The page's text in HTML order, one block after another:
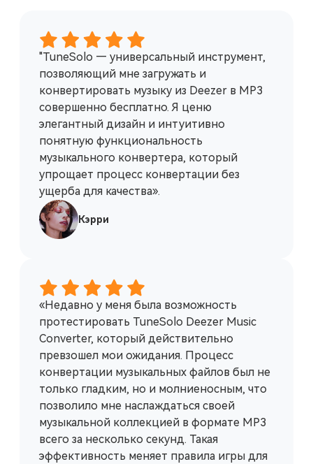
"TuneSolo — универсальный инструмент,
позволяющий мне загружать и
конвертировать музыку из Deezer в MP3
совершенно бесплатно. Я ценю
элегантный дизайн и интуитивно
понятную функциональность
музыкального конвертера, который
упрощает процесс конвертации без
ущерба для качества».
Кэрри
«Недавно у меня была возможность
протестировать TuneSolo Deezer Music
Converter, который действительно
превзошел мои ожидания. Процесс
конвертации музыкальных файлов был не
только гладким, но и молниеносным, что
позволило мне наслаждаться своей
музыкальной коллекцией в формате MP3
всего за несколько секунд. Такая
эффективность меняет правила игры для